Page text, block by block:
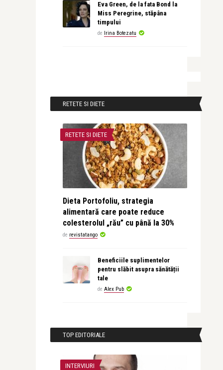
Eva Green, de la fata Bond la
Miss Peregrine, stăpâna
timpului
de Irina Botezatu
RETETE SI DIETE
RETETE SI DIETE
Dieta Portofoliu, strategia
alimentară care poate reduce
colesterolul „rău” cu până la 30%
de revistatango
Beneficiile suplimentelor
pentru slăbit asupra sănătății
tale
de Alex Pub
TOP EDITORIALE
INTERVIURI